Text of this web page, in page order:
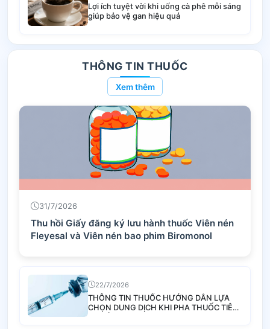
Lợi ích tuyệt vời khi uống cà phê mỗi sáng
giúp bảo vệ gan hiệu quả
THÔNG TIN THUỐC
Xem thêm
31/7/2026
Thu hồi Giấy đăng ký lưu hành thuốc Viên nén
Fleyesal và Viên nén bao phim Biromonol
22/7/2026
THÔNG TIN THUỐC HƯỚNG DẪN LỰA
CHỌN DUNG DỊCH KHI PHA THUỐC TIÊM
TRUYỀN